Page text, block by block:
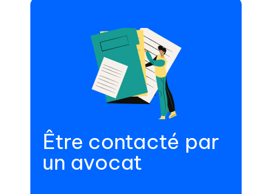
Être contacté par
un avocat